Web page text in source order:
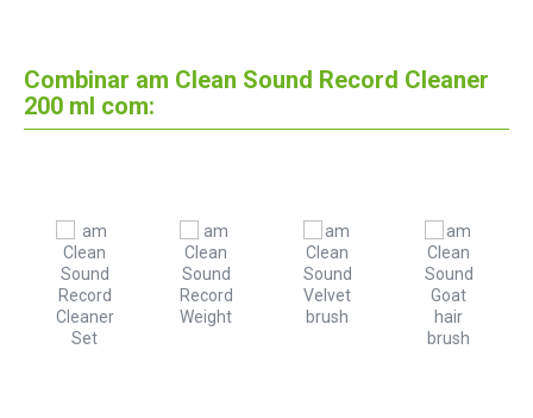
Combinar am Clean Sound Record Cleaner
200 ml com: